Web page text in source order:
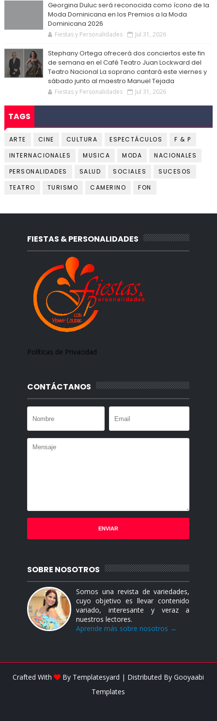
Georgina Duluc será reconocida como ícono de la
Moda Dominicana en los Premios a la Moda
Dominicana 2026
Fiestas y Personalidades Jul 31, 2026
Stephany Ortega ofrecerá dos conciertos este fin
de semana en el Café Teatro Juan Lockward del
Teatro Nacional La soprano cantará este viernes y
sábado junto al maestro Manuel Tejada
Fiestas y Personalidades Jul 31, 2026
TAGS
ARTE CINE CULTURA ESPECTÁCULOS
F & P
INTERNACIONALES
MUSICA MODA
NACIONALES
PERSONALIDADES
SALUD SOCIALES
SUCESOS
TEATRO
TURISMO CAMERINO FON
FIESTAS & PERSONALIDADES
Políticas de Privacidad
CONTÁCTANOS
SOBRE NOSOTROS
Somos una revista de variedades,
cuyo objetivo es llevar contenido
variado, interesante y veraz a
nuestros lectores.
Aprende más sobre nosotros →
Crafted With By Templatesyard | Distributed ByGooyaabi
Templates